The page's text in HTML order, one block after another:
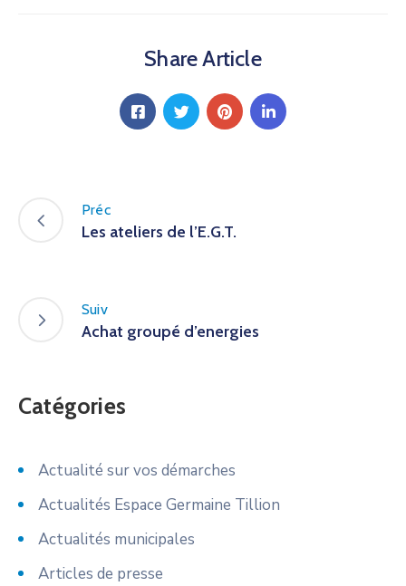
Share Article
Préc
Les ateliers de l’E.G.T.
Suiv
Achat groupé d’energies
Catégories
Actualité sur vos démarches
Actualités Espace Germaine Tillion
Actualités municipales
Articles de presse